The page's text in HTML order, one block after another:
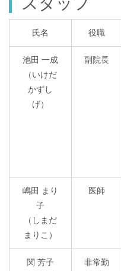
氏名 役職
池田 一成
（いけだ
かずし
げ）
副院長
嶋田 まり
子
（しまだ
まりこ）
医師
関 芳子
非常勤